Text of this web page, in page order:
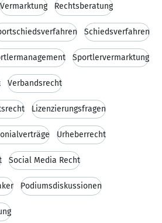
Vermarktung Rechtsberatung
Schiedsverfahren
Sportlervermarktung
Verbandsrecht
Lizenzierungsfragen
Urheberrecht
Social Media Recht
Podiumsdiskussionen